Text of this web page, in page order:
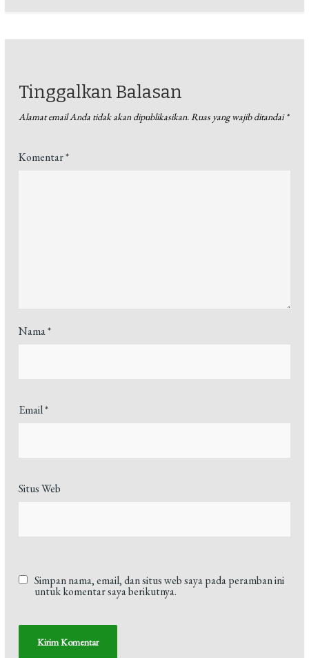
Tinggalkan Balasan
Alamat email Anda tidak akan dipublikasikan.Ruas yang wajib ditandai*
Komentar*
Nama*
Email*
Situs Web
Simpan nama, email, dan situs web saya pada peramban ini
untuk komentar saya berikutnya.